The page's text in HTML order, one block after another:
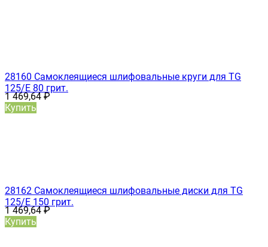
28160 Самоклеящиеся шлифовальные круги для TG
125/E 80 грит.
1 469,64₽
Купить
28162 Самоклеящиеся шлифовальные диски для TG
125/E 150 грит.
1 469,64₽
Купить